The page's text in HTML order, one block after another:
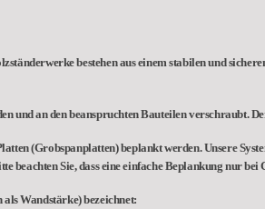
bestehen aus einem stabilen und
und an den beanspruchten Bauteilen verschraubt.
(Grobspanplatten) beplankt werden. Unsere
beachten Sie, dass eine einfache Beplankung nur
Wandstärke) bezeichnet: